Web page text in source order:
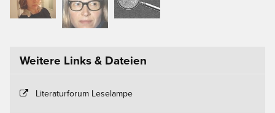
Weitere Links & Dateien
Literaturforum Leselampe